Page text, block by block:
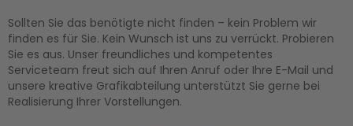
Sollten Sie das benötigte nicht finden – kein Problem wir
finden es für Sie. Kein Wunsch ist uns zu verrückt. Probieren
Sie es aus. Unser freundliches und kompetentes
Serviceteam freut sich auf Ihren Anruf oder Ihre E-Mail und
unsere kreative Grafikabteilung unterstützt Sie gerne bei
Realisierung Ihrer Vorstellungen.